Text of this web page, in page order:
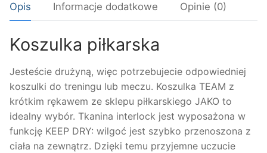
Opis Informacje dodatkowe Opinie (0)
Koszulka piłkarska
Jesteście drużyną, więc potrzebujecie odpowiedniej
koszulki do treningu lub meczu. Koszulka TEAM z
krótkim rękawem ze sklepu piłkarskiego JAKO to
idealny wybór. Tkanina interlock jest wyposażona w
funkcję KEEP DRY: wilgoć jest szybko przenoszona z
ciała na zewnątrz. Dzięki temu przyjemne uczucie